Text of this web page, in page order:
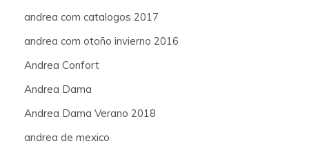
andrea com catalogos 2017
andrea com otoño invierno 2016
Andrea Confort
Andrea Dama
Andrea Dama Verano 2018
andrea de mexico